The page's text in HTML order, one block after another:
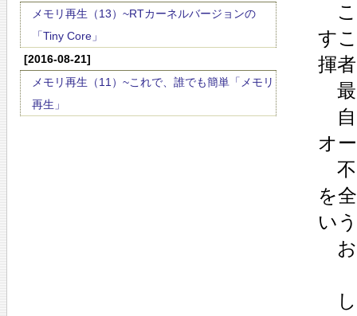
メモリ再生（13）~RTカーネルバージョンの
「Tiny Core」
[2016-08-21]
メモリ再生（11）~これで、誰でも簡単「メモリ
再生」
こ
す
揮
最
自
オ
不
を
い
お
し